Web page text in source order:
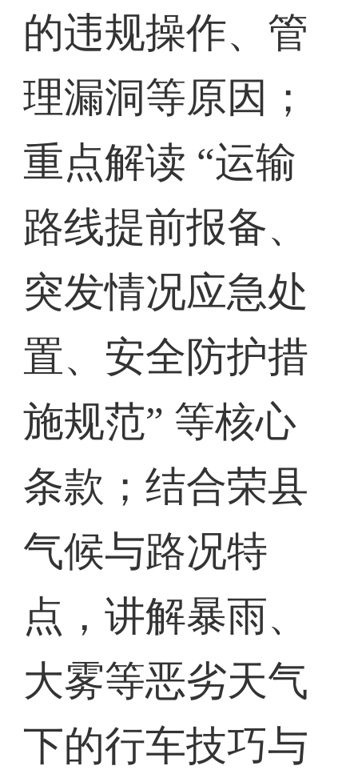
的违规操作、管
理漏洞等原因；
重点解读 “运输
路线提前报备、
突发情况应急处
置、安全防护措
施规范” 等核心
条款；结合荣县
气候与路况特
点，讲解暴雨、
大雾等恶劣天气
下的行车技巧与